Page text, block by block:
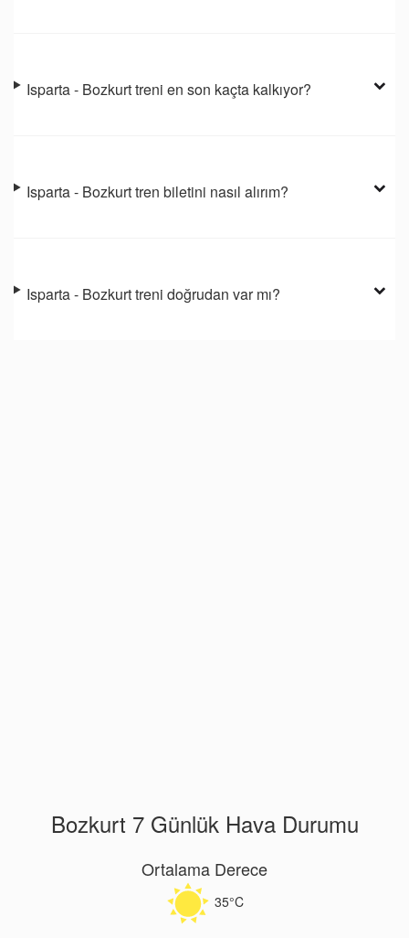
Isparta - Bozkurt treni en son kaçta kalkıyor?
Isparta - Bozkurt tren biletini nasıl alırım?
Isparta - Bozkurt treni doğrudan var mı?
Bozkurt 7 Günlük Hava Durumu
Ortalama Derece
35°C